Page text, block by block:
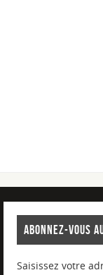
ABONNEZ-VOUS
Saisissez votre